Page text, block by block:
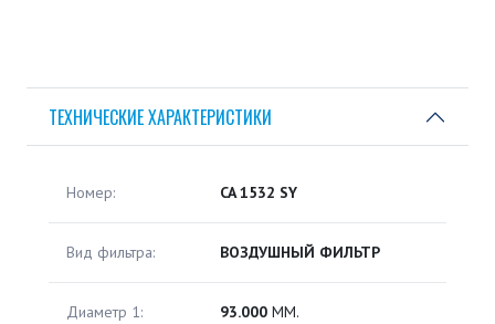
ТЕХНИЧЕСКИЕ ХАРАКТЕРИСТИКИ
Номер: CA 1532 SY
Вид фильтра: ВОЗДУШНЫЙ ФИЛЬТР
Диаметр 1: 93.000 ММ.